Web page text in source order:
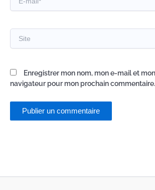
mail*
Enregistrer mon nom, mon e-mail et
navigateur pour mon prochain commentaire.